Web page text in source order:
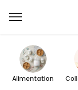
Alimentation